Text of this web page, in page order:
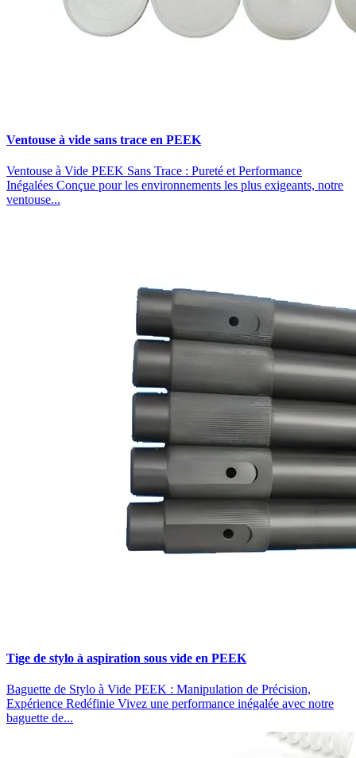
Ventouse à vide sans trace en PEEK
Ventouse à Vide PEEK Sans Trace : Pureté et Performance
Inégalées Conçue pour les environnements les plus exigeants, notre
ventouse...
Tige de stylo à aspiration sous vide en PEEK
Baguette de Stylo à Vide PEEK : Manipulation de Précision,
Expérience Redéfinie Vivez une performance inégalée avec notre
baguette de...